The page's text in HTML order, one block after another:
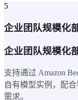
5
企业团队规模化
企业团队规模化
支持通过 Amazon
自有模型实例，配
需求。